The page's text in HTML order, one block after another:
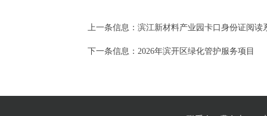
上一条信息： 滨江新材料产业园卡口身份证阅读
下一条信息： 2026年滨开区绿化管护服务项目